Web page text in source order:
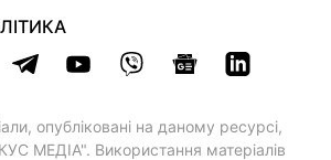
опубліковані на даному ресурсі,
МЕДІА". Використання матеріалів